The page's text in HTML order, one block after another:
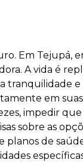
Em
A vida é
e
em
impedir
sobre as
planos de